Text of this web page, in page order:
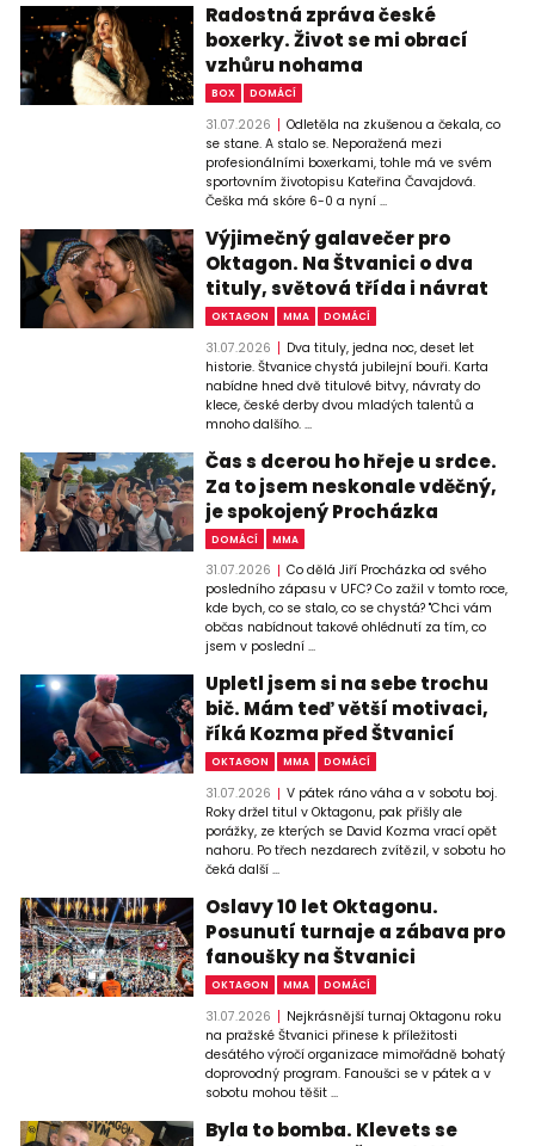
Radostná zpráva české
boxerky. Život se mi obrací
vzhůru nohama
BOX DOMÁCÍ
31.07.2026
Odletěla na zkušenou a čekala, co
se stane. A stalo se. Neporažená mezi
profesionálními boxerkami, tohle má ve svém
sportovním životopisu Kateřina Čavajdová.
Češka má skóre 6-0 a nyní ...
Výjimečný galavečer pro
Oktagon. Na Štvanici o dva
tituly, světová třída i návrat
OKTAGON MMA DOMÁCÍ
31.07.2026
Dva tituly, jedna noc, deset let
historie. Štvanice chystá jubilejní bouři. Karta
nabídne hned dvě titulové bitvy, návraty do
klece, české derby dvou mladých talentů a
mnoho dalšího. ...
Čas s dcerou ho hřeje u srdce.
Za to jsem neskonale vděčný,
je spokojený Procházka
DOMÁCÍ MMA
31.07.2026
Co dělá Jiří Procházka od svého
posledního zápasu v UFC? Co zažil v tomto roce,
kde bych, co se stalo, co se chystá? "Chci vám
občas nabídnout takové ohlédnutí za tím, co
jsem v poslední ...
Upletl jsem si na sebe trochu
bič. Mám teď větší motivaci,
říká Kozma před Štvanicí
OKTAGON MMA DOMÁCÍ
31.07.2026
V pátek ráno váha a v sobotu boj.
Roky držel titul v Oktagonu, pak přišly ale
porážky, ze kterých se David Kozma vrací opět
nahoru. Po třech nezdarech zvítězil, v sobotu ho
čeká další ...
Oslavy 10 let Oktagonu.
Posunutí turnaje a zábava pro
fanoušky na Štvanici
OKTAGON MMA DOMÁCÍ
31.07.2026
Nejkrásnější turnaj Oktagonu roku
na pražské Štvanici přinese k příležitosti
desátého výročí organizace mimořádně bohatý
doprovodný program. Fanoušci se v pátek a v
sobotu mohou těšit ...
Byla to bomba. Klevets se